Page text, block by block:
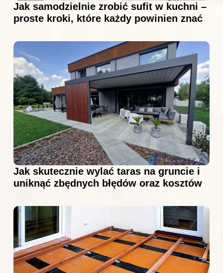
Jak samodzielnie zrobić sufit w kuchni –
proste kroki, które każdy powinien znać
Jak skutecznie wylać taras na gruncie i
uniknąć zbędnych błędów oraz kosztów